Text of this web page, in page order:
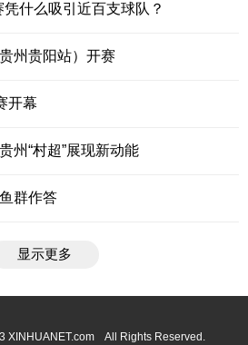
凭什么吸引近百支球队？
州贵阳站）开赛
开幕
州“村超”展现新动能
群作答
显示更多
XINHUANET.com All Rights Reserved.